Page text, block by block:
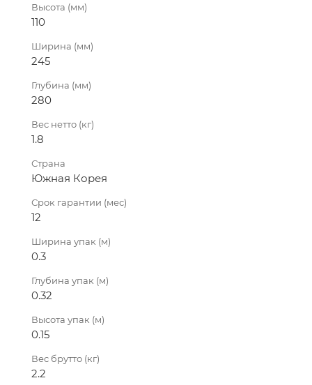
Высота (мм)
110
Ширина (мм)
245
Глубина (мм)
280
Вес нетто (кг)
1.8
Страна
Южная Корея
Срок гарантии (мес)
12
Ширина упак (м)
0.3
Глубина упак (м)
0.32
Высота упак (м)
0.15
Вес брутто (кг)
2.2